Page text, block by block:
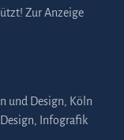
Zur Anzeige
und Design, Köln
Infografik